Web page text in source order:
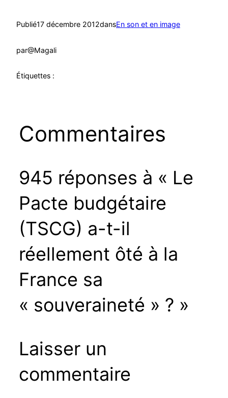
Publié17 décembre 2012dansEn son et en image
par@Magali
Étiquettes :
Commentaires
945 réponses à « Le
Pacte budgétaire
(TSCG) a-t-il
réellement ôté à la
France sa
« souveraineté » ? »
Laisser un
commentaire